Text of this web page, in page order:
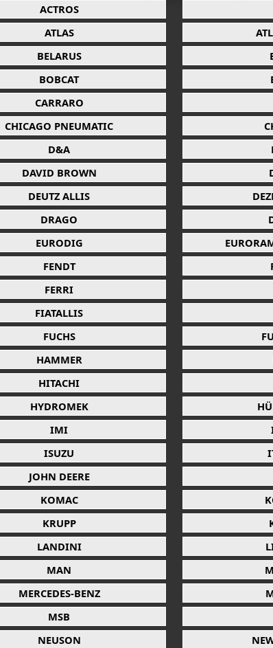
ACTROS
ATLAS
BELARUS
BOBCAT
CARRARO
CHICAGO PNEUMATIC
D&A
DAVID BROWN
DEUTZ ALLIS
DRAGO
EURODIG
FENDT
FERRI
FIATALLIS
FUCHS
HAMMER
HITACHI
HYDROMEK
IMI
ISUZU
JOHN DEERE
KOMAC
KRUPP
LANDINI
MAN
MERCEDES-BENZ
MSB
NEUSON